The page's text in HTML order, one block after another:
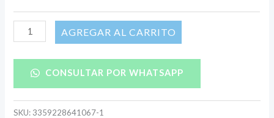
AÑADIR AL CARRITO
CONSULTAR POR WHATSAPP
SKU: 3359228641067-1